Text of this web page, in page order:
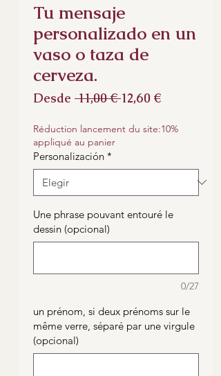
Tu mensaje
personalizado en un
vaso o taza de
cerveza.
Desde 11,00 € Precio
12,60 €Precio
oferta
Réduction lancement du site:10%
appliqué au panier
Personalización *
Une phrase pouvant entouré le
dessin (opcional)
0/27
un prénom, si deux prénoms sur le
même verre, séparé par une virgule
(opcional)